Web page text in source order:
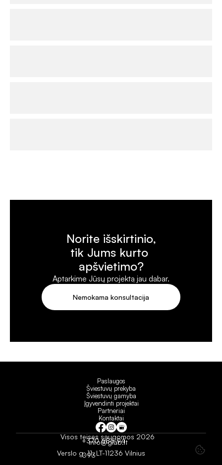
Norite išskirtinio,
tik Jums kurto
apšvietimo?
Aptarkime Jūsų projektą jau dabar.
Nemokama konsultacija
Paslaugos
Šviestuvų prekyba
Šviestuvų gamyba
Įgyvendinti projektai
Partneriai
Kontaktai
Visos teises saugomos 2026
info@glab.lt
+370 686 94
093
Verslo g. 11, LT-11236 Vilnius